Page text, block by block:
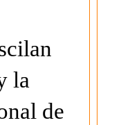
la
de